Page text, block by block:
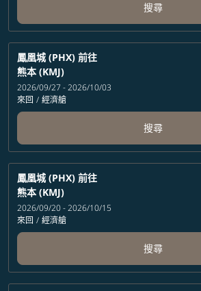
搜尋
鳳凰城 (PHX) 前往
熊本 (KMJ)
2026/09/27 - 2026/10/03
來回 / 經濟艙
搜尋
鳳凰城 (PHX) 前往
熊本 (KMJ)
2026/09/20 - 2026/10/15
來回 / 經濟艙
搜尋